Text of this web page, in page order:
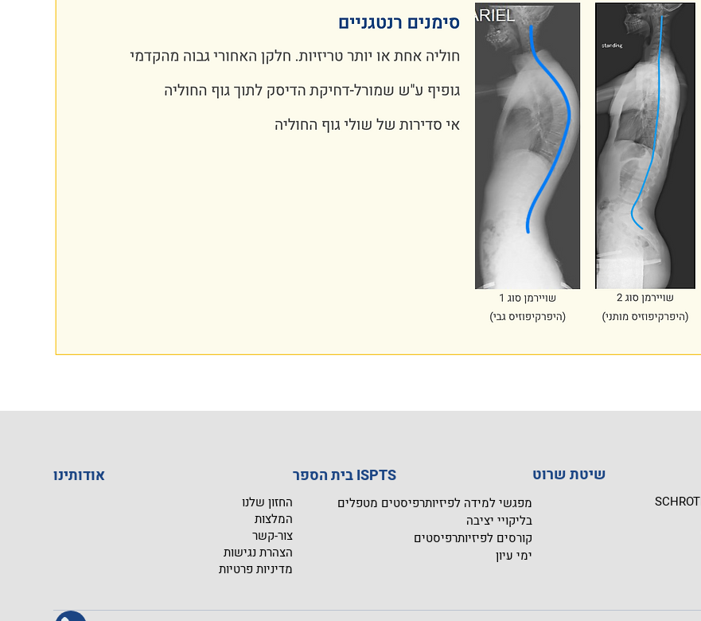
בית הספר ISPTS
מפגשי למידה לפיזיותרפיסטים מטפלים
בליקויי יציבה
קורסים לפיזיותרפיסטים
ימי עיון
שיטת שרוט אודותינו
החזון שלנו
המלצות
צור-קשר
הצהרת נגישות
מדיניות פרטיות